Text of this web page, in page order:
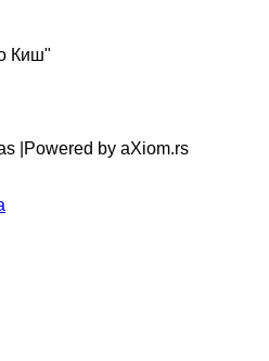
Киш"
| Powered by aXiom.rs